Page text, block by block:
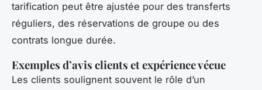
tarification peut être ajustée pour des transferts
réguliers, des réservations de groupe ou des
contrats longue durée.
Exemples d’avis clients et expérience vécue
Les clients soulignent souvent le rôle d’un